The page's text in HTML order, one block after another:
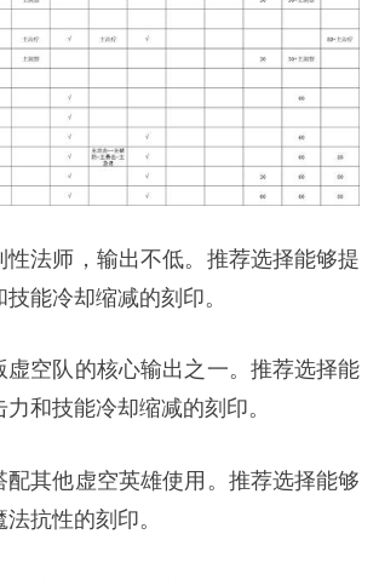
性法师，输出不低。推荐选择能够提
能冷却缩减的刻印。
虚空队的核心输出之一。推荐选择能
和技能冷却缩减的刻印。
配其他虚空英雄使用。推荐选择能够
抗性的刻印。